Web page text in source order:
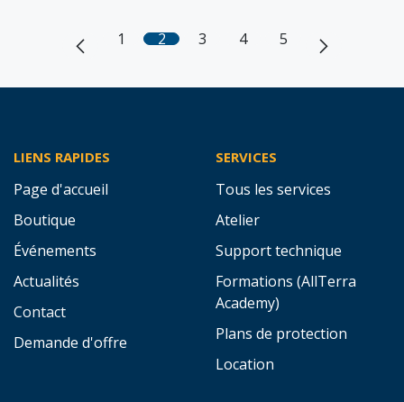
1 2 3 4 5
LIENS RAPIDES
Page d'accueil
Boutique
Événements
Actualités
Contact
Demande d'offre
SERVICES
Tous les services
Atelier
Support technique
Formations (AllTerra
Academy)
Plans de protection
Location